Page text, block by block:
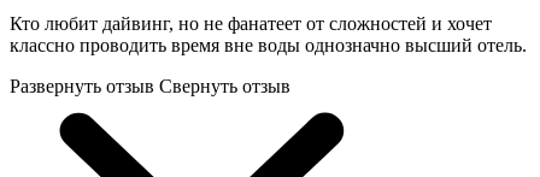
Кто любит дайвинг, но не фанатеет от сложностей и хочет
классно проводить время вне воды однозначно высший отель.
Развернуть отзыв Свернуть отзыв